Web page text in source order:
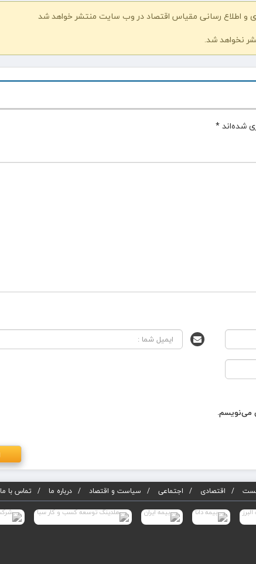
و اطلاع رسانی مقیاس اقتصاد در وب سایت منتشر خواهد شد
نخواهد شد.
شده‌اند*
می‌نویسم.
اقتصادی اجتماعی سیاست و اقتصاد درباره ما تماس با ما